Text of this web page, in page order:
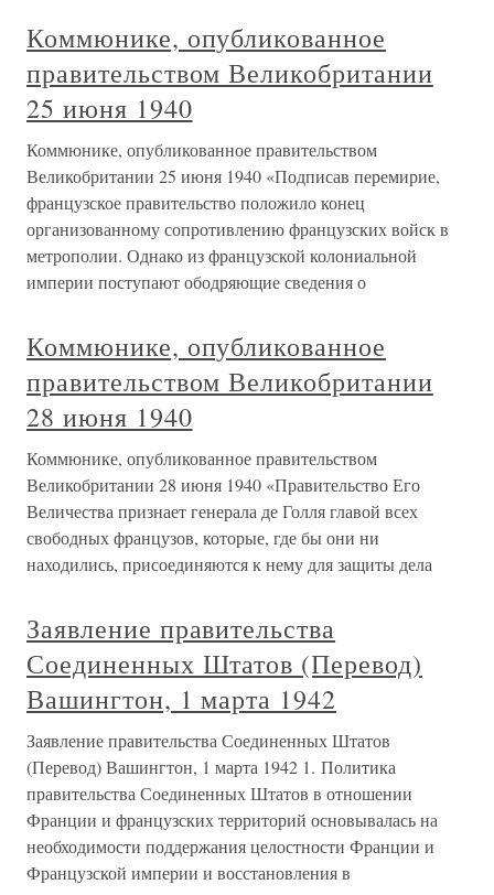
Коммюнике, опубликованное
правительством Великобритании
25 июня 1940
Коммюнике, опубликованное правительством
Великобритании 25 июня 1940 «Подписав перемирие,
французское правительство положило конец
организованному сопротивлению французских войск в
метрополии. Однако из французской колониальной
империи поступают ободряющие сведения о
Коммюнике, опубликованное
правительством Великобритании
28 июня 1940
Коммюнике, опубликованное правительством
Великобритании 28 июня 1940 «Правительство Его
Величества признает генерала де Голля главой всех
свободных французов, которые, где бы они ни
находились, присоединяются к нему для защиты дела
Заявление правительства
Соединенных Штатов (Перевод)
Вашингтон, 1 марта 1942
Заявление правительства Соединенных Штатов
(Перевод) Вашингтон, 1 марта 1942 1. Политика
правительства Соединенных Штатов в отношении
Франции и французских территорий основывалась на
необходимости поддержания целостности Франции и
Французской империи и восстановления в